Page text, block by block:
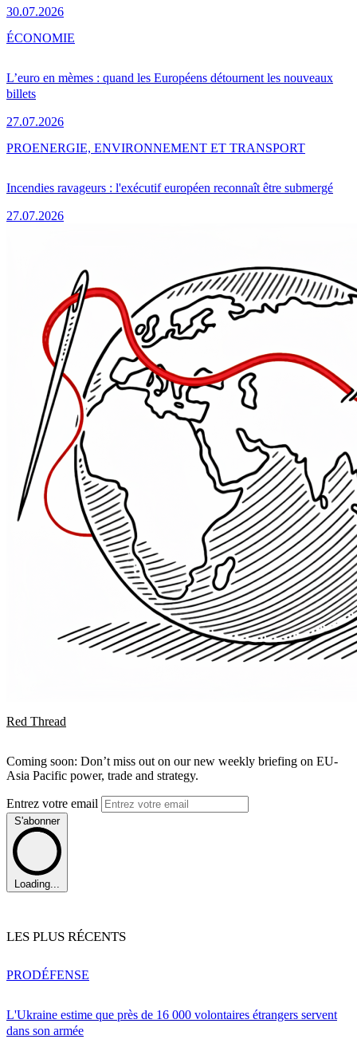
30.07.2026
L’euro en mèmes : quand les Européens détournent les nouveaux
billets
27.07.2026
ÉCONOMIE
Incendies ravageurs : l'exécutif européen reconnaît être submergé
27.07.2026
PROENERGIE, ENVIRONNEMENT ET TRANSPORT
Red Thread
Coming soon: Don’t miss out on our new weekly briefing on EU-
Asia Pacific power, trade and strategy.
Entrez votre email
S'abonner
Loading...
LES PLUS RÉCENTS
L'Ukraine estime que près de 16 000 volontaires étrangers servent
dans son armée
PRODÉFENSE